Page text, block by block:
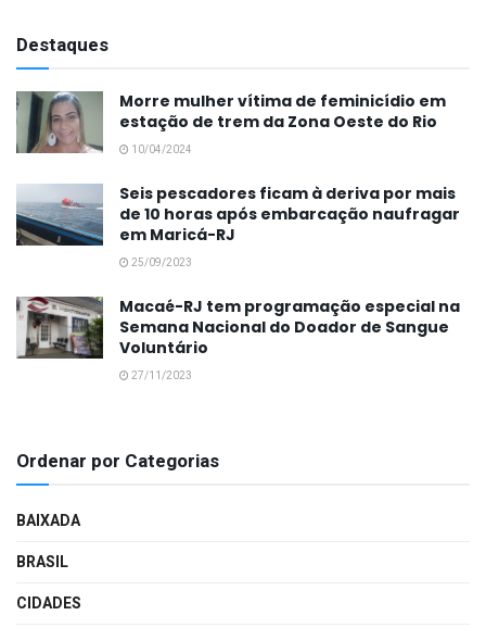
Destaques
Morre mulher vítima de feminicídio em
estação de trem da Zona Oeste do Rio
10/04/2024
Seis pescadores ficam à deriva por mais
de 10 horas após embarcação naufragar
em Maricá-RJ
25/09/2023
Macaé-RJ tem programação especial na
Semana Nacional do Doador de Sangue
Voluntário
27/11/2023
Ordenar por Categorias
BAIXADA
BRASIL
CIDADES